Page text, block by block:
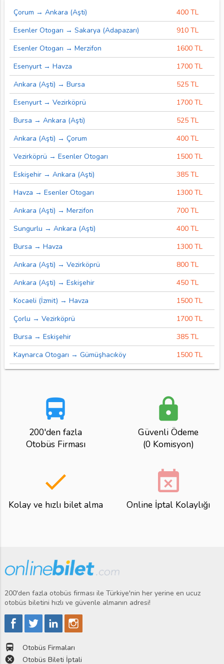
Çorum → Ankara (Aşti)
400 TL
Esenler Otogarı → Sakarya (Adapazarı)
910 TL
Esenler Otogarı → Merzifon
1600 TL
Esenyurt → Havza
1700 TL
Ankara (Aşti) → Bursa
525 TL
Esenyurt → Vezirköprü
1700 TL
Bursa → Ankara (Aşti)
525 TL
Ankara (Aşti) → Çorum
400 TL
Vezirköprü → Esenler Otogarı
1500 TL
Eskişehir → Ankara (Aşti)
385 TL
Havza → Esenler Otogarı
1300 TL
Ankara (Aşti) → Merzifon
700 TL
Sungurlu → Ankara (Aşti)
400 TL
Bursa → Havza
1300 TL
Ankara (Aşti) → Vezirköprü
800 TL
Ankara (Aşti) → Eskişehir
450 TL
Kocaeli (İzmit) → Havza
1500 TL
Çorlu → Vezirköprü
1700 TL
Bursa → Eskişehir
385 TL
Kaynarca Otogarı → Gümüşhacıköy
1500 TL
directions_bus
200'den fazla
Otobüs Firması
lock
Güvenli Ödeme
(0 Komisyon)
done
Kolay ve hızlı bilet alma
event_busy
Online İptal Kolaylığı
200'den fazla otobüs firması ile Türkiye'nin her yerine en ucuz
otobüs biletini hızlı ve güvenle almanın adresi!
directions_bus Otobüs Firmaları
cancel Otobüs Bileti İptali